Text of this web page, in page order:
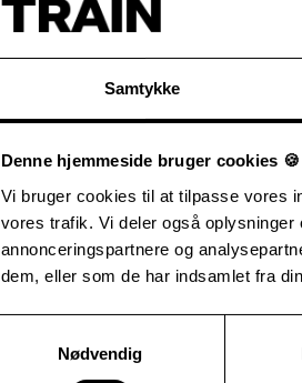
Samtykke
Denne hjemmeside bruger cookies 🍪
Vi bruger cookies til at tilpasse vores
vores trafik. Vi deler også
annonceringspartnere og
dem, eller som de har indsamlet fra
Nødvendig